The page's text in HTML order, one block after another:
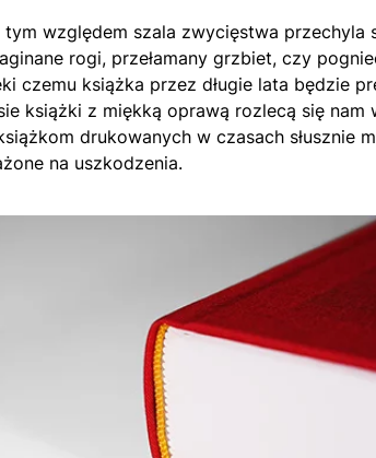
tym względem szala zwycięstwa przechyla
rogi, przełamany grzbiet, czy
czemu książka przez długie lata będzie
książki z miękką oprawą rozlecą się
drukowanych w czasach słusznie
na uszkodzenia.